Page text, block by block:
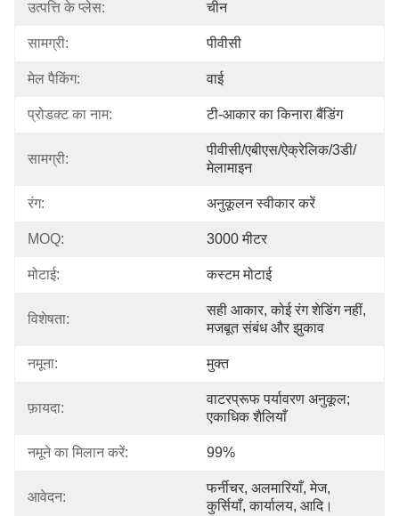
उत्पत्ति के प्लेस: चीन
सामग्री: पीवीसी
मेल पैकिंग: वाई
प्रोडक्ट का नाम: टी-आकार का किनारा बैंडिंग
सामग्री:
पीवीसी/एबीएस/ऐक्रेलिक/3डी/
मेलामाइन
रंग: अनुकूलन स्वीकार करें
MOQ: 3000 मीटर
मोटाई: कस्टम मोटाई
विशेषता:
सही आकार, कोई रंग शेडिंग नहीं,
मजबूत संबंध और झुकाव
नमूना: मुक्त
फ़ायदा:
वाटरप्रूफ पर्यावरण अनुकूल;
एकाधिक शैलियाँ
नमूने का मिलान करें: 99%
आवेदन:
फर्नीचर, अलमारियाँ, मेज,
कुर्सियाँ, कार्यालय, आदि।